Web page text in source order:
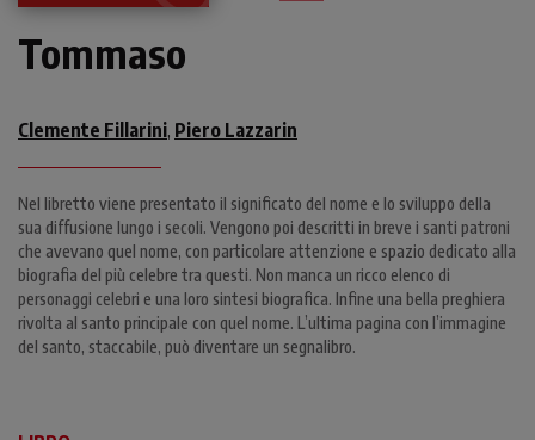
Tommaso
Clemente Fillarini, Piero Lazzarin
Nel libretto viene presentato il significato del nome e lo sviluppo della
sua diffusione lungo i secoli. Vengono poi descritti in breve i santi patroni
che avevano quel nome, con particolare attenzione e spazio dedicato alla
biografia del più celebre tra questi. Non manca un ricco elenco di
personaggi celebri e una loro sintesi biografica. Infine una bella preghiera
rivolta al santo principale con quel nome. L’ultima pagina con l’immagine
del santo, staccabile, può diventare un segnalibro.